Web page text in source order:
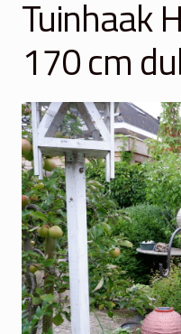
Winkelmand
Over Ons
Veelgestelde vragen
Contact
Tuinhaak
170 cm